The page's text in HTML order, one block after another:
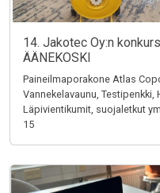
14. Jakotec Oy:n
ÄÄNEKOSKI
Paineilmaporakone Atlas
Vannekelavaunu,
Läpivientikumit, suojaletkut ym
15